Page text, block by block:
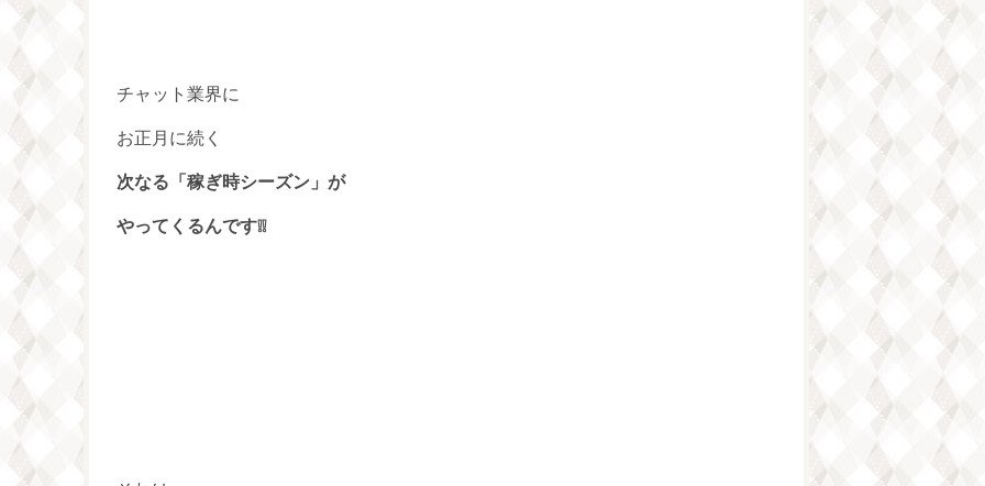
チャット業界に
お正月に続く
次なる「稼ぎ時シーズン」が
やってくるんです❕❕